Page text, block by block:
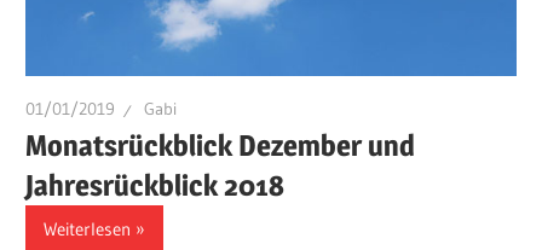
01/01/2019 Gabi
Monatsrückblick Dezember und
Jahresrückblick 2018
Weiterlesen